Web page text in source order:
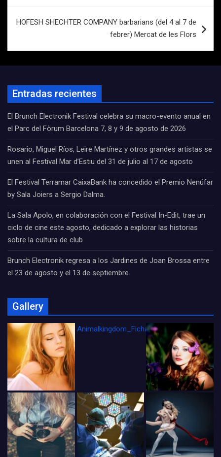
HOFESH SHECHTER COMPANY barbarians (del 4 al 7 de
febrer) Mercat de les Flors
Entradas recientes
El Brunch Electronik Festival celebra su macro-evento anual en
el Parc del Fòrum Barcelona 7, 8 y 9 de agosto de 2026
Rosario, Miguel Ríos, Leire Martínez y otros grandes artistas se
unen al Festival Mar d’Estiu del 31 de julio al 17 de agosto
El Festival Terramar CaixaBank ha concedido el Premio Nenúfar
by Sala Joiers a Sergio Dalma.
La Sala Apolo, en colaboración con el Festival In-Edit, trae un
ciclo de cine este agosto, dedicado a explorar las historias
sobre la cultura de club
Brunch Electronik regresa a los Jardines de Joan Brossa entre
el 23 de agosto y el 13 de septiembre
Gallery
Animalkingdom_FichaCine